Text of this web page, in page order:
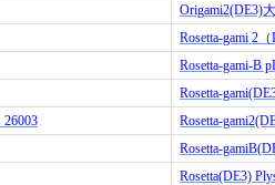
Origami2(DE3)
Rosetta-gami 2 （
Rosetta-gami-B
Rosetta-
26003
Rosetta-
Rosetta-
Rosetta(DE3)